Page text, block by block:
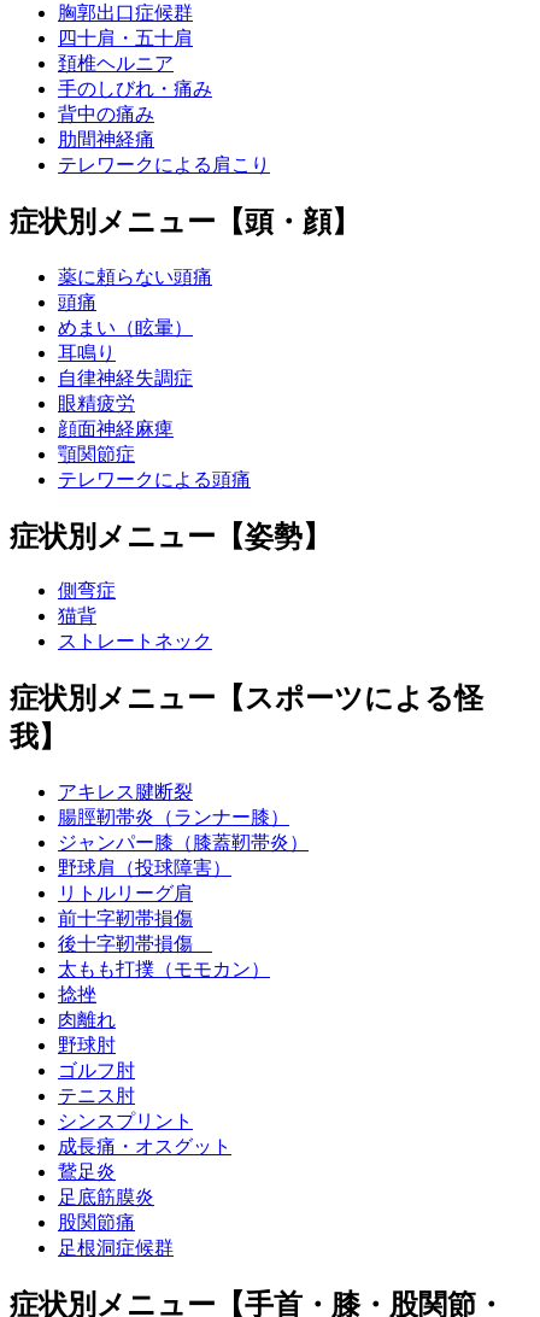
胸郭出口症候群
四十肩・五十肩
頚椎ヘルニア
手のしびれ・痛み
背中の痛み
肋間神経痛
テレワークによる肩こり
症状別メニュー【頭・顔】
薬に頼らない頭痛
頭痛
めまい（眩暈）
耳鳴り
自律神経失調症
眼精疲労
顔面神経麻痺
顎関節症
テレワークによる頭痛
症状別メニュー【姿勢】
側弯症
猫背
ストレートネック
症状別メニュー【スポーツによる怪
我】
アキレス腱断裂
腸脛靭帯炎（ランナー膝）
ジャンパー膝（膝蓋靭帯炎）
野球肩（投球障害）
リトルリーグ肩
前十字靭帯損傷
後十字靭帯損傷
太もも打撲（モモカン）
捻挫
肉離れ
野球肘
ゴルフ肘
テニス肘
シンスプリント
成長痛・オスグット
鵞足炎
足底筋膜炎
股関節痛
足根洞症候群
症状別メニュー【手首・膝・股関節・